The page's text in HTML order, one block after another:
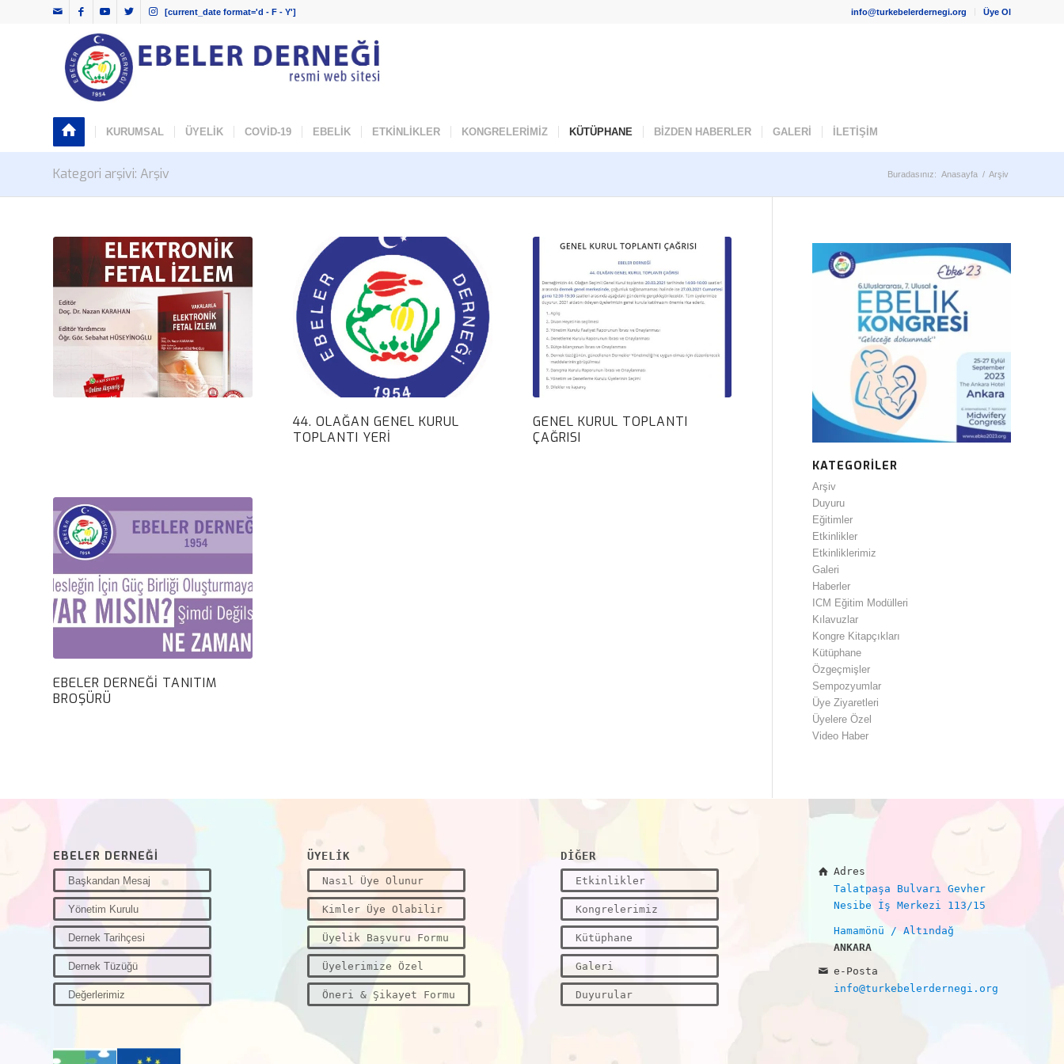
info@turkebelerdernegi.org Üye Ol
[current_date format='d - F - Y']
KURUMSAL ÜYELİK COVİD-19 EBELİK ETKİNLİKLER KONGRELERİMİZ KÜTÜPHANE BİZDEN HABERLER GALERİ İLETİŞİM
Kategori arşivi: Arşiv Buradasınız: Anasayfa / Arşiv
44. OLAĞAN GENEL KURUL
TOPLANTI YERI
GENEL KURUL TOPLANTI
ÇAĞRISI
EBELER DERNEĞI TANITIM
BROŞÜRÜ
KATEGORILER
Arşiv
Duyuru
Eğitimler
Etkinlikler
Etkinliklerimiz
Galeri
Haberler
ICM Eğitim Modülleri
Kılavuzlar
Kongre Kitapçıkları
Kütüphane
Özgeçmişler
Sempozyumlar
Üye Ziyaretleri
Üyelere Özel
Video Haber
EBELER DERNEĞİ
Başkandan Mesaj
Yönetim Kurulu
Dernek Tarihçesi
Dernek Tüzüğü
Değerlerimiz
ÜYELİK
Nasıl Üye Olunur
Kimler Üye Olabilir
Üyelik Başvuru Formu
Üyelerimize Özel
Öneri & Şikayet Formu
DİĞER
Etkinlikler
Kongrelerimiz
Kütüphane
Galeri
Duyurular
Adres
Talatpaşa Bulvarı Gevher
Nesibe İş Merkezi 113/15
Hamamönü / Altındağ
ANKARA
e-Posta
info@turkebelerdernegi.org